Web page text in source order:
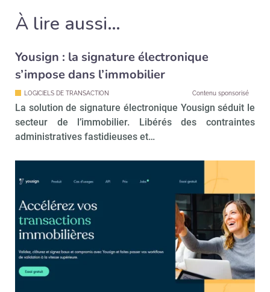
À lire aussi…
Yousign : la signature électronique
s’impose dans l’immobilier
LOGICIELS DE TRANSACTION Contenu sponsorisé
La solution de signature électronique Yousign séduit le
secteur de l’immobilier. Libérés des contraintes
administratives fastidieuses et…
Non merci, je reçois déjà
!